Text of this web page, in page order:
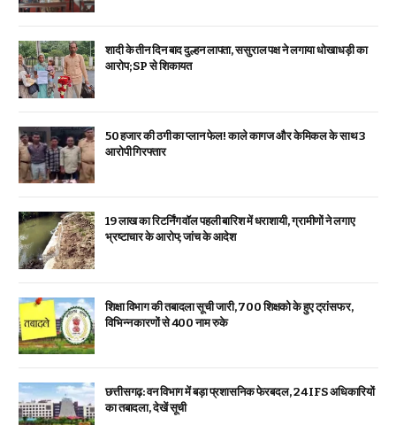
शादी के तीन दिन बाद दुल्हन लापता, ससुराल पक्ष ने लगाया धोखाधड़ी का
आरोप; SP से शिकायत
₹50 हजार की ठगी का प्लान फेल! काले कागज और केमिकल के साथ 3
आरोपी गिरफ्तार
19 लाख का रिटर्निंग वॉल पहली बारिश में धराशायी, ग्रामीणों ने लगाए
भ्रष्टाचार के आरोप; जांच के आदेश
शिक्षा विभाग की तबादला सूची जारी, 700 शिक्षको के हुए ट्रांसफर,
विभिन्न कारणों से 400 नाम रुके
छत्तीसगढ़: वन विभाग में बड़ा प्रशासनिक फेरबदल, 24 IFS अधिकारियों
का तबादला, देखें सूची